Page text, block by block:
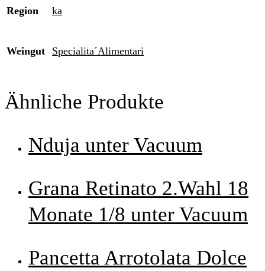
Region ka
Weingut Specialita´Alimentari
Ähnliche Produkte
Nduja unter Vacuum
Grana Retinato 2.Wahl 18
Monate 1/8 unter Vacuum
Pancetta Arrotolata Dolce